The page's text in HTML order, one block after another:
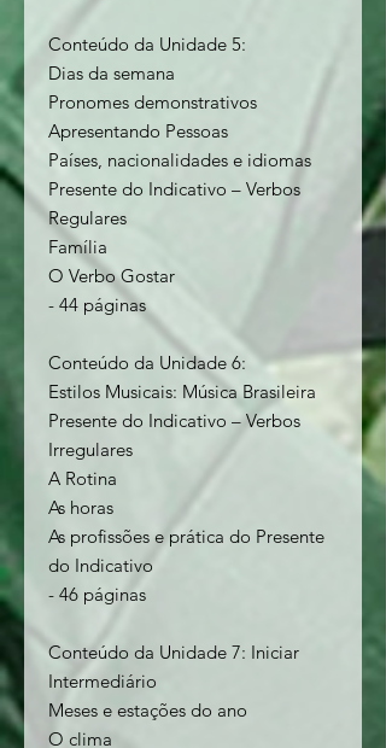
Conteúdo da Unidade 5:
Dias da semana
Pronomes demonstrativos
Apresentando Pessoas
Países, nacionalidades e idiomas
Presente do Indicativo – Verbos
Regulares
Família
O Verbo Gostar
- 44 páginas
Conteúdo da Unidade 6:
Estilos Musicais: Música Brasileira
Presente do Indicativo – Verbos
Irregulares
A Rotina
As horas
As profissões e prática do Presente
do Indicativo
- 46 páginas
Conteúdo da Unidade 7: Iniciar
Intermediário
Meses e estações do ano
O clima